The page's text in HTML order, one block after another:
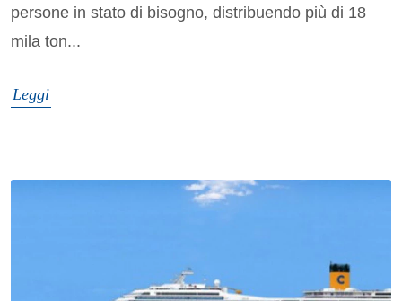
persone in stato di bisogno, distribuendo più di 18
mila ton...
Leggi